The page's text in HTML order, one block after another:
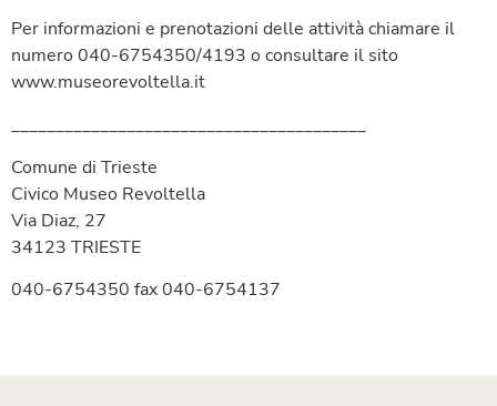
Per informazioni e prenotazioni delle attività chiamare il
numero 040-6754350/4193 o consultare il sito
www.museorevoltella.it
________________________________________
Comune di Trieste
Civico Museo Revoltella
Via Diaz, 27
34123 TRIESTE
040-6754350 fax 040-6754137